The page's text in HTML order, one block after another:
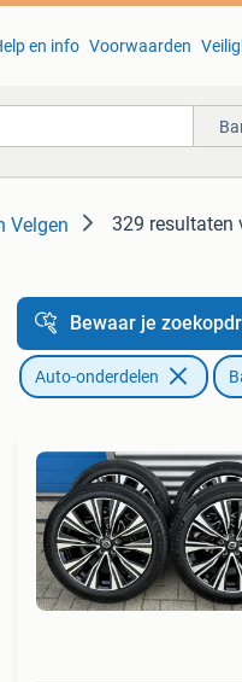
en info Voorwaarden
Velgen 329 resultaten
Bewaar je
Auto-onderdelen